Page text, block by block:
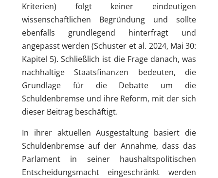
Kriterien) folgt keiner eindeutigen
wissenschaftlichen Begründung und sollte
ebenfalls grundlegend hinterfragt und
angepasst werden (Schuster et al. 2024, Mai 30:
Kapitel 5). Schließlich ist die Frage danach, was
nachhaltige Staatsfinanzen bedeuten, die
Grundlage für die Debatte um die
Schuldenbremse und ihre Reform, mit der sich
dieser Beitrag beschäftigt.
In ihrer aktuellen Ausgestaltung basiert die
Schuldenbremse auf der Annahme, dass das
Parlament in seiner haushaltspolitischen
Entscheidungsmacht eingeschränkt werden